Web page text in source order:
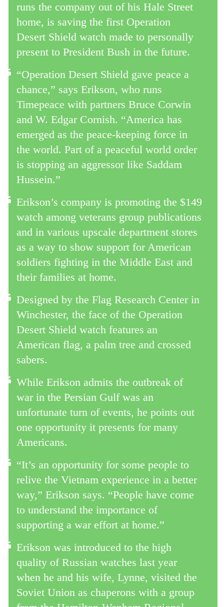
runs the company out of his Hale Street
home, is saving the first Operation
Desert Shield watch made to personally
present to President Bush in the future.
“Operation Desert Shield gave peace a
chance,” says Erikson, who runs
Timepeace with partners Bruce Corwin
and W. Edgar Cornish. “America has
emerged as the peace-keeping force in
the world. Part of a peaceful world order
is stopping an aggressor like Saddam
Hussein.”
Erikson’s company is promoting the $149
watch among veterans group publications
and in various upscale department stores
as a way to show support for American
soldiers fighting in the Middle East and
their families at home.
Designed by the Flag Research Center in
Winchester, the face of the Operation
Desert Shield watch features an
American flag, a palm tree and crossed
sabers.
While Erikson admits the outbreak of
war in the Persian Gulf was an
unfortunate turn of events, he points out
one opportunity it presents for many
Americans.
“It’s an opportunity for some people to
relive the Vietnam experience in a better
way,” Erikson says. “People have come
to understand the importance of
supporting a war effort at home.”
Erikson was introduced to the high
quality of Russian watches last year
when he and his wife, Lynne, visited the
Soviet Union as chaperons with a group